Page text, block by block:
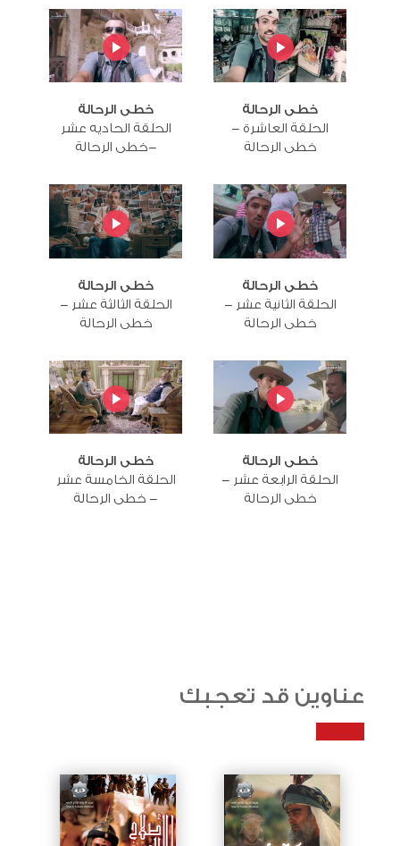
خطى الرحالة
الحلقة العاشرة -
خطى الرحالة
خطى الرحالة
الحلقة الحاديه عشر
-خطى الرحالة
خطى الرحالة
الحلقة الثانية عشر -
خطى الرحالة
خطى الرحالة
الحلقة الثالثة عشر -
خطى الرحالة
خطى الرحالة
الحلقة الرابعة عشر -
خطى الرحالة
خطى الرحالة
الحلقة الخامسة عشر
- خطى الرحالة
عناوين قد تعجبك